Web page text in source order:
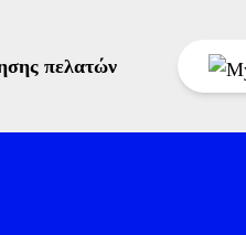
πελατών